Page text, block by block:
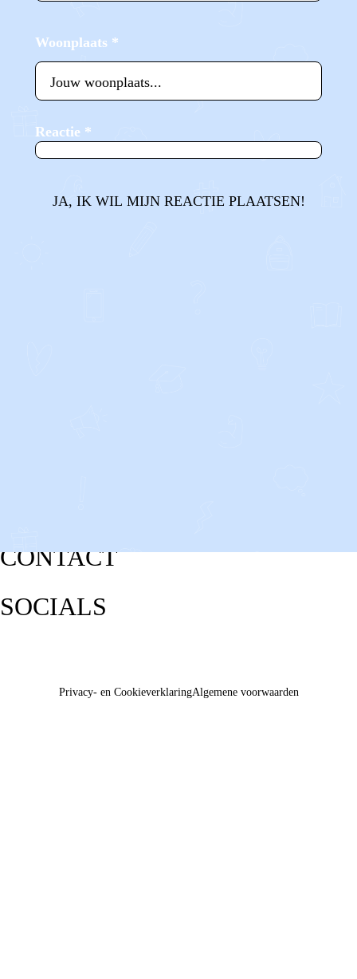
Woonplaats *
Reactie *
JA, IK WIL MIJN REACTIE PLAATSEN!
CONTACT
SOCIALS
Privacy- en CookieverklaringAlgemene voorwaarden